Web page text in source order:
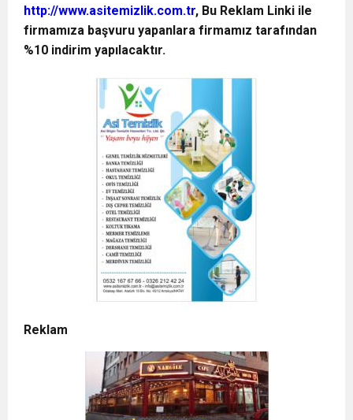
http://www.asitemizlik.com.tr, Bu Reklam Linki ile
firmamıza başvuru yapanlara firmamız tarafından
%10 indirim yapılacaktır.
Reklam